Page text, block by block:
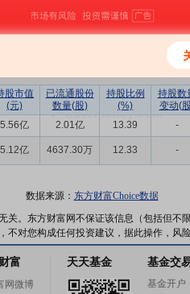
股市值
(元)
已流通股份
数量(股)
持股比例
(%)
持股数
变动(
5.56亿 2.01亿 13.39 -
5.12亿 4637.30万 12.33 -
数据来源： 东方财富Choice数据
关。东方财富网不保证该信息（包括但
对您构成任何投资建议，据此操作，风险
富
网微博
天天基金 基金交
基金开户